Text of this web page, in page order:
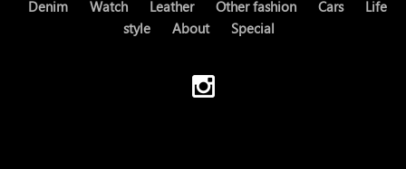
Denim Watch Leather Other fashion Cars
Life
style
About Special